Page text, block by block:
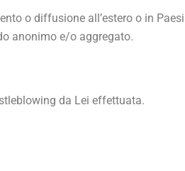
o diffusione all’estero o in
anonimo e/o aggregato.
da Lei effettuata.